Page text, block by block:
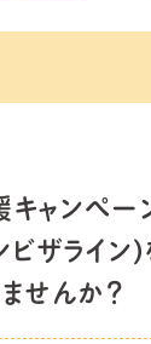
キャンペ
ビザライン
せんか？